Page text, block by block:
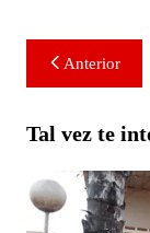
Navegación
de
entradas
Anterior
Tal vez te